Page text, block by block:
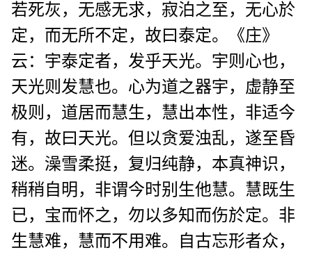
若死灰，无感无求，寂泊之至，无心於
定，而无所不定，故曰泰定。《庄》
云：宇泰定者，发乎天光。宇则心也，
天光则发慧也。心为道之器宇，虚静至
极则，道居而慧生，慧出本性，非适今
有，故曰天光。但以贪爱浊乱，遂至昏
迷。澡雪柔挺，复归纯静，本真神识，
稍稍自明，非谓今时别生他慧。慧既生
已，宝而怀之，勿以多知而伤於定。非
生慧难，慧而不用难。自古忘形者众，